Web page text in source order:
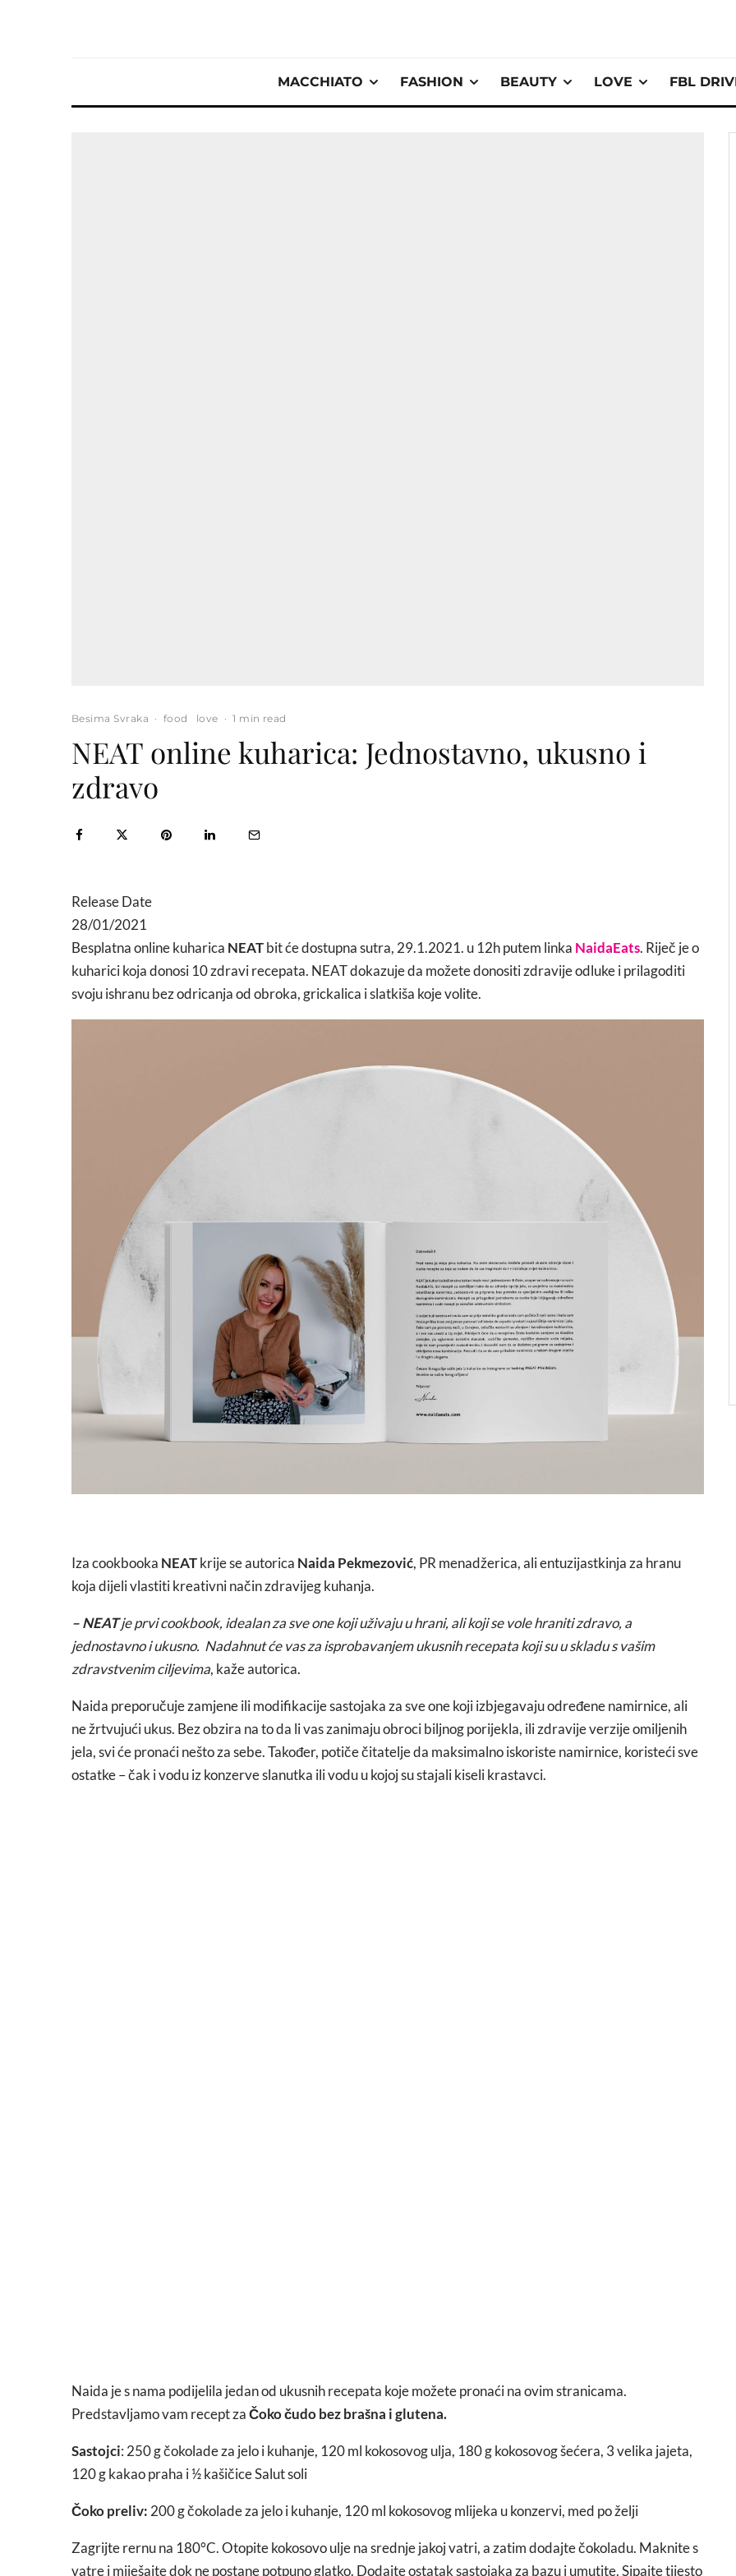
MACCHIATO FASHION BEAUTY LOVE FBL
Besima Svraka · food love · 1 min read
NEAT online kuharica: Jednostavno, ukusno i
zdravo
Release Date
28/01/2021
Besplatna online kuharica NEATbit će dostupna sutra, 29.1.2021. u 12h putem linka NaidaEats. Riječ je o
kuharici koja donosi 10 zdravi recepata. NEAT dokazuje da možete donositi zdravije odluke i prilagoditi
svoju ishranu bez odricanja od obroka, grickalica i slatkiša koje volite.
Iza cookbooka NEATkrije se autorica Naida Pekmezović, PR menadžerica, ali entuzijastkinja za hranu
koja dijeli vlastiti kreativni način zdravijeg kuhanja.
– NEATje prvi cookbook, idealan za sve one koji uživaju u hrani, ali koji se vole hraniti zdravo, a
jednostavno i ukusno. Nadahnut će vas za isprobavanjem ukusnih recepata koji su u skladu s vašim
zdravstvenim ciljevima, kaže autorica.
Naida preporučuje zamjene ili modifikacije sastojaka za sve one koji izbjegavaju određene namirnice, ali
ne žrtvujući ukus. Bez obzira na to da li vas zanimaju obroci biljnog porijekla, ili zdravije verzije omiljenih
jela, svi će pronaći nešto za sebe. Također, potiče čitatelje da maksimalno iskoriste namirnice, koristeći sve
ostatke – čak i vodu iz konzerve slanutka ili vodu u kojoj su stajali kiseli krastavci.
Naida je s nama podijelila jedan od ukusnih recepata koje možete pronaći na ovim stranicama.
Predstavljamo vam recept zaČoko čudo bez brašna i glutena.
Sastojci: 250 g čokolade za jelo i kuhanje, 120 ml kokosovog ulja, 180 g kokosovog šećera, 3 velika jajeta,
120 g kakao praha i ½ kašičice Salut soli
Čoko preliv: 200 g čokolade za jelo i kuhanje, 120 ml kokosovog mlijeka u konzervi, med po želji
Zagrijte rernu na 180°C. Otopite kokosovo ulje na srednje jakoj vatri, a zatim dodajte čokoladu. Maknite s
vatre i miješajte dok ne postane potpuno glatko. Dodajte ostatak sastojaka za bazu i umutite. Sipajte tijesto